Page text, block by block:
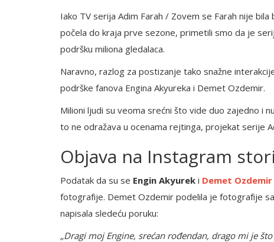
Iako TV serija Adim Farah / Zovem se Farah nije
počela do kraja prve sezone, primetili smo da je
podršku miliona gledalaca.
Naravno, razlog za postizanje tako snažne
podrške fanova Engina Akyureka i Demet Ozdemir.
Milioni ljudi su veoma srećni što vide duo zajedno i
to ne odražava u ocenama rejtinga, projekat serije
Objava na Instagram
Podatak da su se Engin Akyurek i Demet Ozdemir
fotografije. Demet Ozdemir podelila je fotografije
napisala sledeću poruku:
„Dragi moj Engine, srećan rođendan, drago mi je